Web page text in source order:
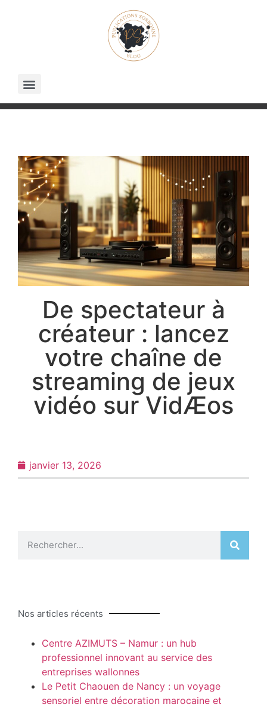
De spectateur à
créateur : lancez
votre chaîne de
streaming de jeux
vidéo sur VidÆos
janvier 13, 2026
Nos articles récents
Centre AZIMUTS – Namur : un hub
professionnel innovant au service des
entreprises wallonnes
Le Petit Chaouen de Nancy : un voyage
sensoriel entre décoration marocaine et